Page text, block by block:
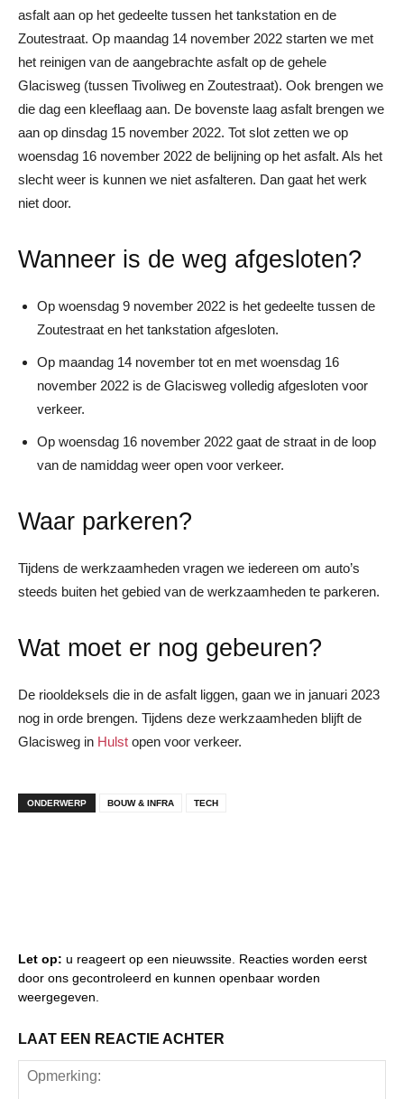
asfalt aan op het gedeelte tussen het tankstation en de
Zoutestraat. Op maandag 14 november 2022 starten we met
het reinigen van de aangebrachte asfalt op de gehele
Glacisweg (tussen Tivoliweg en Zoutestraat). Ook brengen we
die dag een kleeflaag aan. De bovenste laag asfalt brengen we
aan op dinsdag 15 november 2022. Tot slot zetten we op
woensdag 16 november 2022 de belijning op het asfalt. Als het
slecht weer is kunnen we niet asfalteren. Dan gaat het werk
niet door.
Wanneer is de weg afgesloten?
Op woensdag 9 november 2022 is het gedeelte tussen de
Zoutestraat en het tankstation afgesloten.
Op maandag 14 november tot en met woensdag 16
november 2022 is de Glacisweg volledig afgesloten voor
verkeer.
Op woensdag 16 november 2022 gaat de straat in de loop
van de namiddag weer open voor verkeer.
Waar parkeren?
Tijdens de werkzaamheden vragen we iedereen om auto’s
steeds buiten het gebied van de werkzaamheden te parkeren.
Wat moet er nog gebeuren?
De riooldeksels die in de asfalt liggen, gaan we in januari 2023
nog in orde brengen. Tijdens deze werkzaamheden blijft de
Glacisweg in Hulst open voor verkeer.
ONDERWERP BOUW & INFRA TECH
Let op: u reageert op een nieuwssite. Reacties worden eerst
door ons gecontroleerd en kunnen openbaar worden
weergegeven.
LAAT EEN REACTIE ACHTER